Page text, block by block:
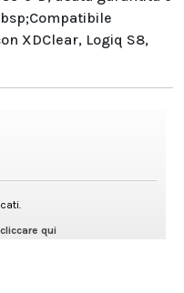
XDClear, Logiq S8,